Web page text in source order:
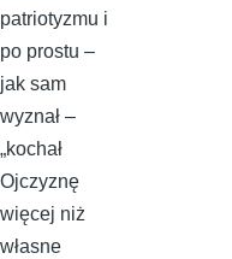
patriotyzmu i
po prostu –
jak sam
wyznał –
„kochał
Ojczyznę
więcej niż
własne